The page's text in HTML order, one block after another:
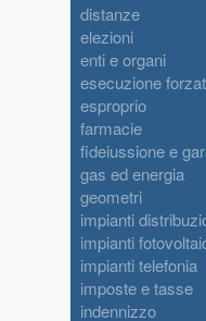
distanze
elezioni
enti e organi
esecuzione
esproprio
farmacie
fideiussione e
gas ed energia
geometri
impianti
impianti
impianti telefonia
imposte e tasse
indennizzo